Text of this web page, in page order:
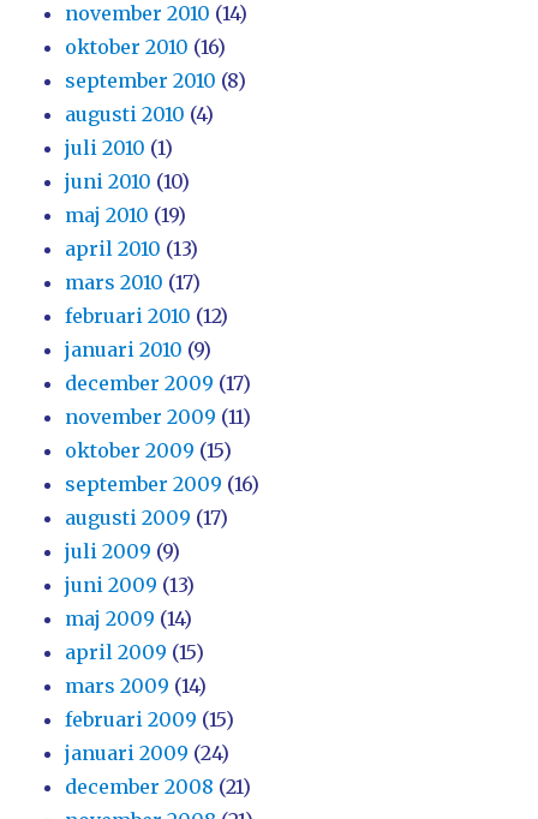
november 2010 (14)
oktober 2010 (16)
september 2010 (8)
augusti 2010 (4)
juli 2010 (1)
juni 2010 (10)
maj 2010 (19)
april 2010 (13)
mars 2010 (17)
februari 2010 (12)
januari 2010 (9)
december 2009 (17)
november 2009 (11)
oktober 2009 (15)
september 2009 (16)
augusti 2009 (17)
juli 2009 (9)
juni 2009 (13)
maj 2009 (14)
april 2009 (15)
mars 2009 (14)
februari 2009 (15)
januari 2009 (24)
december 2008 (21)